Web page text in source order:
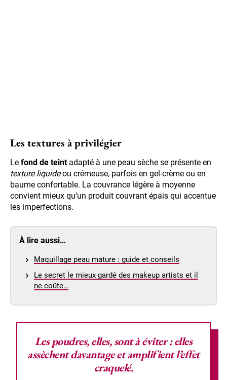
Les textures à privilégier
Le fond de teintadapté à une peau sèche se présente en
texture liquideou crémeuse, parfois en gel-crème ou en
baume confortable. La couvrance légère à moyenne
convient mieux qu’un produit couvrant épais qui accentue
les imperfections.
À lire aussi…
Maquillage peau mature : guide et conseils
Le secret le mieux gardé des makeup artists et il
ne coûte…
Les poudres, elles, sont à éviter : elles
assèchent davantage et amplifient l’effet
craquelé.